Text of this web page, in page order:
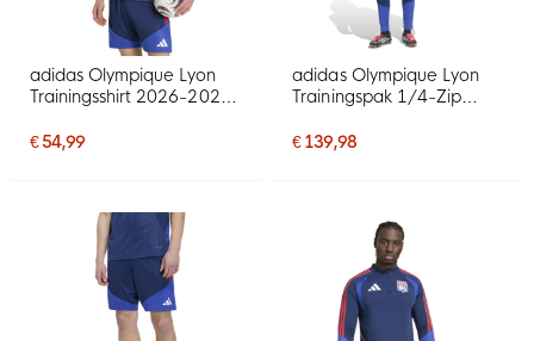
adidas Olympique Lyon
Trainingsshirt 2026-2027
€ 54,99
adidas Olympique Lyon
Trainingspak 1/4-Zip
Blauw Rood
€ 139,98